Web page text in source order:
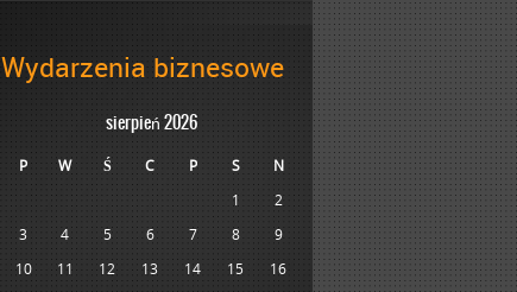
Wydarzenia biznesowe
sierpień 2026
P W Ś C P S
N
1
2
3
4 5 6 7 8
9
10
11 12 13 14 15
16